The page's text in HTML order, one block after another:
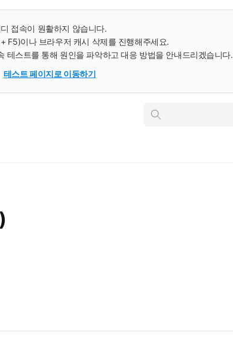
접속이 원활하지 않습니다.
F5)이나 브라우저 캐시 삭제를 진행해주세요.
테스트를 통해 원인을 파악하고 대응 방법을 안내드리겠습니다.
테스트 페이지로 이동하기
인